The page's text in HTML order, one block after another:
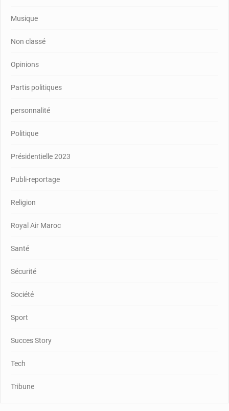
Musique
Non classé
Opinions
Partis politiques
personnalité
Politique
Présidentielle 2023
Publi-reportage
Religion
Royal Air Maroc
Santé
Sécurité
Société
Sport
Succes Story
Tech
Tribune